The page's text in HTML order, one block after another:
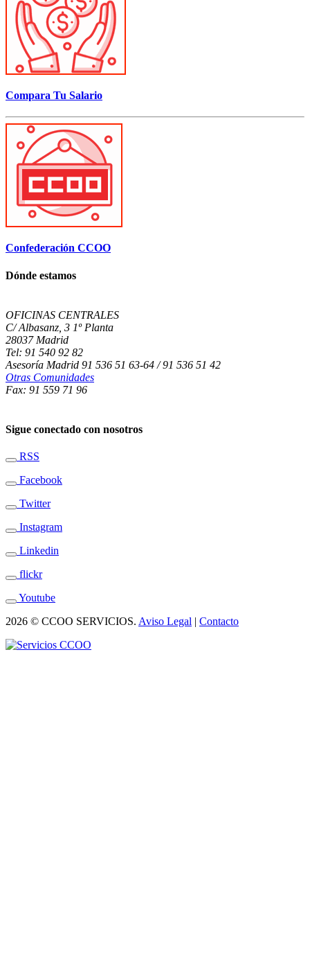
Compara Tu Salario
Confederación CCOO
Dónde estamos
OFICINAS CENTRALES
C/ Albasanz, 3 1º Planta
28037 Madrid
Tel: 91 540 92 82
Asesoría Madrid 91 536 51 63-64 / 91 536 51 42
Otras Comunidades
Fax: 91 559 71 96
Sigue conectado con nosotros
RSS
Facebook
Twitter
Instagram
Linkedin
flickr
Youtube
2026 © CCOO SERVICIOS. Aviso Legal | Contacto